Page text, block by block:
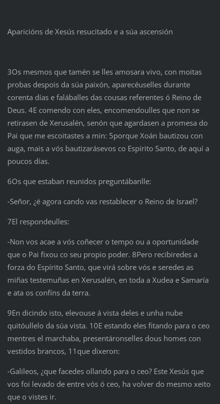
Aparicións de Xesús resucitado e a súa ascensión
3Os mesmos que tamén se lles amosara vivo, con moitas
probas despois da súa paixón, aparecéuselles durante
corenta días e faláballes das cousas referentes ó Reino de
Deus. 4E comendo con eles, encomendoulles que non se
retirasen de Xerusalén, senón que agardasen a promesa do
Pai que me escoitastes a min: 5porque Xoán bautizou con
auga, mais a vós bautizarásevos co Espírito Santo, de aquí a
poucos días.
6Os que estaban reunidos preguntábanlle:
‑Señor, ¿é agora cando vas restablecer o Reino de Israel?
7El respondeulles:
‑Non vos acae a vós coñecer o tempo ou a oportunidade
que o Pai fixou co seu propio poder. 8Pero recibiredes a
forza do Espírito Santo, que virá sobre vós e seredes as
miñas testemuñas en Xerusalén, en toda a Xudea e Samaría
e ata os confíns da terra.
9En dicindo isto, elevouse á vista deles e unha nube
quitóullelo da súa vista. 10E estando eles fitando para o ceo
mentres el marchaba, presentáronselles dous homes con
vestidos brancos, 11que dixeron:
‑Galileos, ¿que facedes ollando para o ceo? Este Xesús que
vos foi levado de entre vós ó ceo, ha volver do mesmo xeito
que o vistes ir.